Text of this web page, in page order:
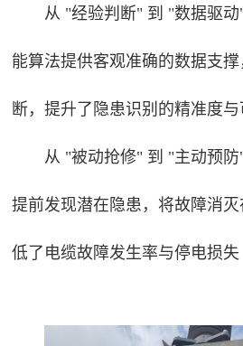
从 "经验判断" 到 "数据驱动
能算法提供客观准确的数据支撑
断，提升了隐患识别的精准度与
从 "被动抢修" 到 "主动预防
提前发现潜在隐患，将故障消
低了电缆故障发生率与停电损失